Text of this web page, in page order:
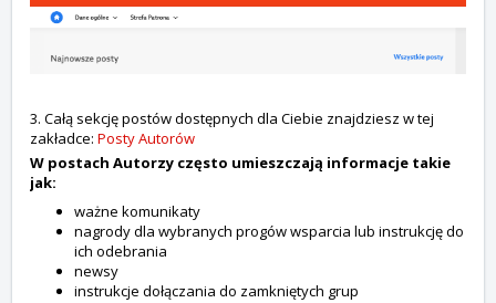
3. Całą sekcję postów dostępnych dla Ciebie znajdziesz w tej
zakładce: Posty Autorów
W postach Autorzy często umieszczają informacje takie
jak:
ważne komunikaty
nagrody dla wybranych progów wsparcia lub instrukcję do
ich odebrania
newsy
instrukcje dołączania do zamkniętych grup